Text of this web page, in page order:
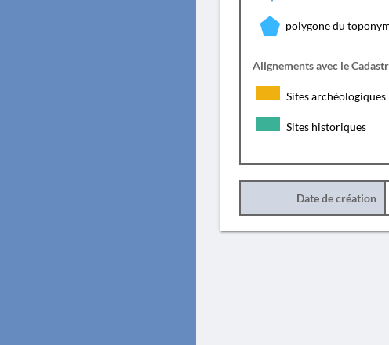
polygone du
Alignements avec le
Sites archéologiques
Sites historiques
Date de création